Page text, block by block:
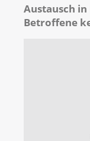
Austausch in
Betroffene